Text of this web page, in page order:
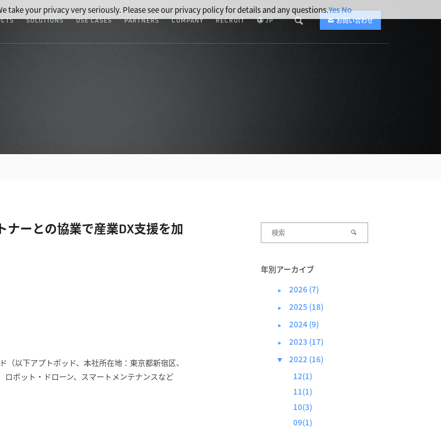
お問い合わせ
SOLUTIONS USE CASES PARTNERS COMPANY RECRUIT JP
ナーとの協業で産業DX支援を加
以下アプトポッド、本社所在地：東京都新宿区、
ボット・ドローン、スマートメンテナンスなど
年別アーカイブ
► 2026 (7)
► 2025 (18)
► 2024 (9)
► 2023 (17)
▼
2022 (16)
12(1)
11(1)
10(3)
09(1)
take your privacy very seriously. Please see our privacy policy for details and any questions.YesNo